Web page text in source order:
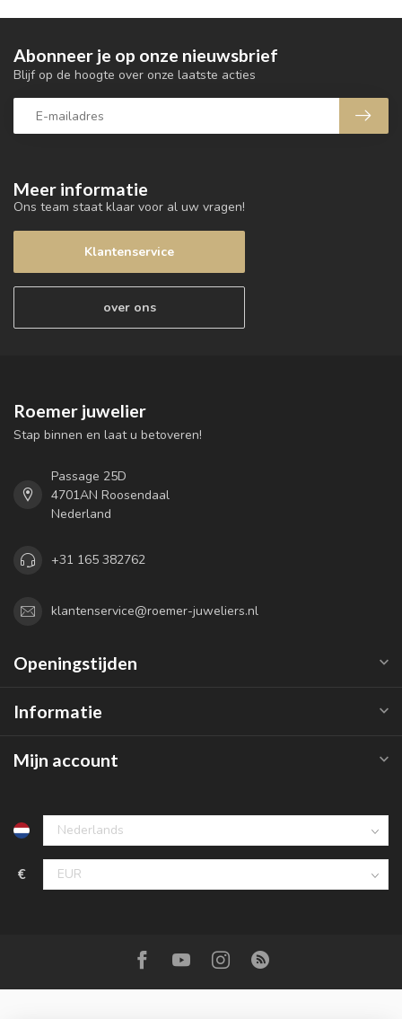
Meer informatie
Ons team staat klaar voor al uw vragen!
Klantenservice
over ons
Abonneer je op onze nieuwsbrief
Blijf op de hoogte over onze laatste acties
Roemer juwelier
Stap binnen en laat u betoveren!
Passage 25D
4701AN Roosendaal
Nederland
+31 165 382762
klantenservice@roemer-juweliers.nl
Openingstijden
Informatie
Mijn account
€